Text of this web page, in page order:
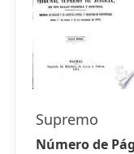
Supremo
Número de